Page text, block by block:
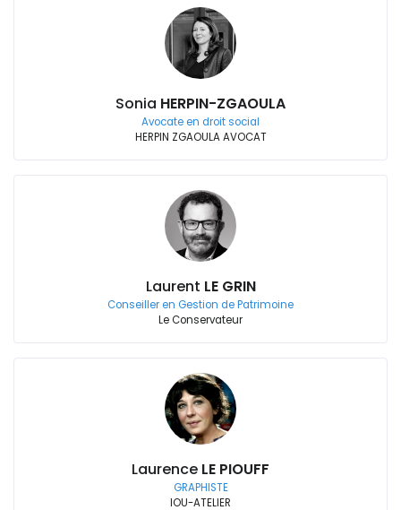
Sonia HERPIN-ZGAOULA
Avocate en droit social
HERPIN ZGAOULA AVOCAT
Laurent LE GRIN
Conseiller en Gestion de Patrimoine
Le Conservateur
Laurence LE PIOUFF
GRAPHISTE
IOU-ATELIER